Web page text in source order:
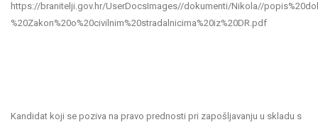
https://branitelji.gov.hr/UserDocsImages//dokumenti/Nikola//
%20Zakon%20o%20civilnim%20stradalnicima%20iz%20DR.pdf
Kandidat koji se poziva na pravo prednosti pri zapošljavanju u skladu s